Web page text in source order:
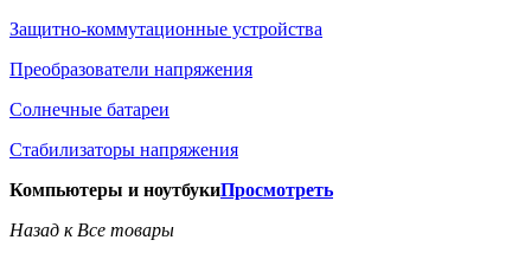
Защитно-коммутационные устройства
Преобразователи напряжения
Солнечные батареи
Стабилизаторы напряжения
Компьютеры и ноутбукиПросмотреть
Назад к Все товары